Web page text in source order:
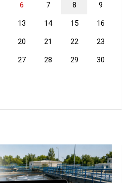
6 7 8 9
13 14 15 16
20 21 22 23
27 28 29 30